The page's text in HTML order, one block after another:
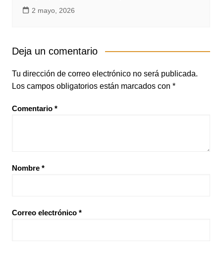
2 mayo, 2026
Deja un comentario
Tu dirección de correo electrónico no será publicada.
Los campos obligatorios están marcados con *
Comentario *
Nombre *
Correo electrónico *